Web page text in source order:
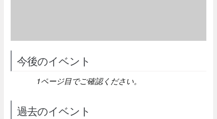
今後のイベント
1ページ目でご確認ください。
過去のイベント